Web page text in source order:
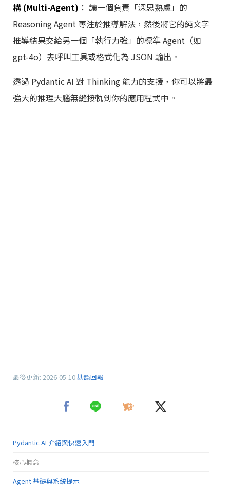
構 (Multi-Agent) ： 讓一個負責「深思熟慮」的
Reasoning Agent 專注於推導解法，然後將它的純文字
推導結果交給另一個「執行力強」的標準 Agent（如
gpt-4o）去呼叫工具或格式化為 JSON 輸出。
透過 Pydantic AI 對 Thinking 能力的支援，你可以將最
強大的推理大腦無縫接軌到你的應用程式中。
最後更新: 2026-05-10勘誤回報
Pydantic AI 介紹與快速入門
核心概念
Agent 基礎與系統提示